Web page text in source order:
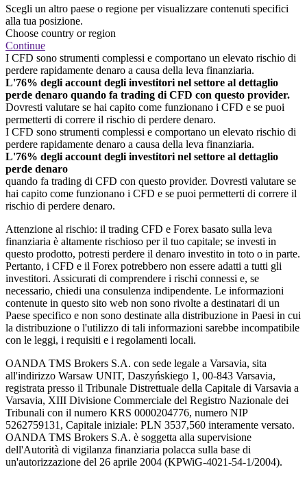
Scegli un altro paese o regione per visualizzare contenuti specifici
alla tua posizione.
Choose country or region
Continue
I CFD sono strumenti complessi e comportano un elevato rischio di
perdere rapidamente denaro a causa della leva finanziaria.
L'76% degli account degli investitori nel settore al dettaglio
perde denaro quando fa trading di CFD con questo provider.
Dovresti valutare se hai capito come funzionano i CFD e se puoi
permetterti di correre il rischio di perdere denaro.
I CFD sono strumenti complessi e comportano un elevato rischio di
perdere rapidamente denaro a causa della leva finanziaria.
L'76% degli account degli investitori nel settore al dettaglio
perde denaro
quando fa trading di CFD con questo provider. Dovresti valutare se
hai capito come funzionano i CFD e se puoi permetterti di correre il
rischio di perdere denaro.
Attenzione al rischio: il trading CFD e Forex basato sulla leva
finanziaria è altamente rischioso per il tuo capitale; se investi in
questo prodotto, potresti perdere il denaro investito in toto o in parte.
Pertanto, i CFD e il Forex potrebbero non essere adatti a tutti gli
investitori. Assicurati di comprendere i rischi connessi e, se
necessario, chiedi una consulenza indipendente. Le informazioni
contenute in questo sito web non sono rivolte a destinatari di un
Paese specifico e non sono destinate alla distribuzione in Paesi in cui
la distribuzione o l'utilizzo di tali informazioni sarebbe incompatibile
con le leggi, i requisiti e i regolamenti locali.
OANDA TMS Brokers S.A. con sede legale a Varsavia, sita
all'indirizzo Warsaw UNIT, Daszyńskiego 1, 00-843 Varsavia,
registrata presso il Tribunale Distrettuale della Capitale di Varsavia a
Varsavia, XIII Divisione Commerciale del Registro Nazionale dei
Tribunali con il numero KRS 0000204776, numero NIP
5262759131, Capitale iniziale: PLN 3537,560 interamente versato.
OANDA TMS Brokers S.A. è soggetta alla supervisione
dell'Autorità di vigilanza finanziaria polacca sulla base di
un'autorizzazione del 26 aprile 2004 (KPWiG-4021-54-1/2004).